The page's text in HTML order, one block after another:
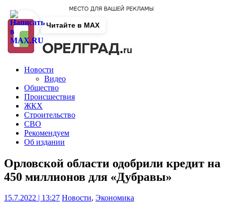
Новости
Видео
Общество
Происшествия
ЖКХ
Строительство
СВО
Рекомендуем
Об издании
Орловской области одобрили кредит на
450 миллионов для «Дубравы»
15.7.2022 | 13:27 Новости, Экономика
Читайте в MAX